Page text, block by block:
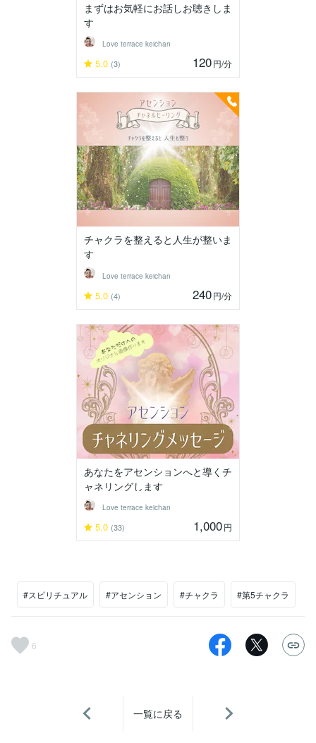
まずはお気軽にお話しお聴きしま
す
Love terrace keichan
5.0 (3) 120円/分
チャクラを整えると人生が整いま
す
Love terrace keichan
5.0 (4) 240円/分
あなたをアセンションへと導くチ
ャネリングします
Love terrace keichan
5.0 (33) 1,000円
#スピリチュアル #アセンション #チャクラ #第5チャクラ
6
一覧に戻る